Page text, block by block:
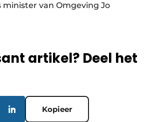
minister van Omgeving Jo
artikel? Deel het
Kopieer